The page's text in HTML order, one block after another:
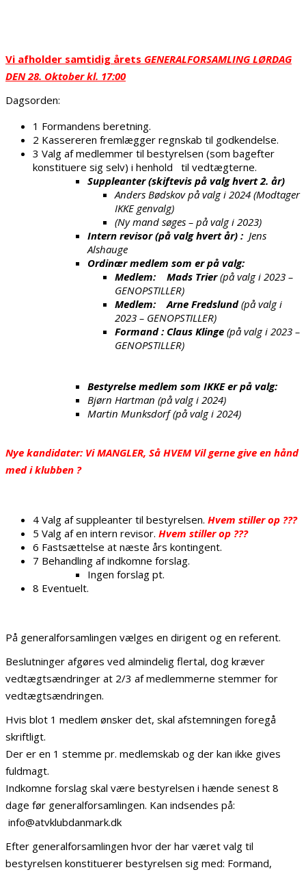
Vi afholder samtidig årets GENERALFORSAMLING LØRDAG
DEN 28. Oktober kl. 17:00
Dagsorden:
1 Formandens beretning.
2 Kassereren fremlægger regnskab til godkendelse.
3 Valg af medlemmer til bestyrelsen (som bagefter
konstituere sig selv) i henhold til vedtægterne.
Suppleanter (skiftevis på valg hvert 2. år)
Anders Bødskov på valg i 2024 (Modtager
IKKE genvalg)
(Ny mand søges – på valg i 2023)
Intern revisor (på valg hvert år) : Jens
Alshauge
Ordinær medlem som er på valg:
Medlem: Mads Trier(på valg i 2023 –
GENOPSTILLER)
Medlem: Arne Fredslund(på valg i
2023 – GENOPSTILLER)
Formand : Claus Klinge (på valg i 2023 –
GENOPSTILLER)
Bestyrelse medlem som IKKE er på valg:
Bjørn Hartman (på valg i 2024)
Martin Munksdorf (på valg i 2024)
Nye kandidater: Vi MANGLER, Så HVEM Vil gerne give en hånd
med i klubben ?
4 Valg af suppleanter til bestyrelsen. Hvem stiller op ???
5 Valg af en intern revisor. Hvem stiller op ???
6 Fastsættelse at næste års kontingent.
7 Behandling af indkomne forslag.
Ingen forslag pt.
8 Eventuelt.
På generalforsamlingen vælges en dirigent og en referent.
Beslutninger afgøres ved almindelig flertal, dog kræver
vedtægtsændringer at 2/3 af medlemmerne stemmer for
vedtægtsændringen.
Hvis blot 1 medlem ønsker det, skal afstemningen foregå
skriftligt.
Der er en 1 stemme pr. medlemskab og der kan ikke gives
fuldmagt.
Indkomne forslag skal være bestyrelsen i hænde senest 8
dage før generalforsamlingen. Kan indsendes på:
info@atvklubdanmark.dk
Efter generalforsamlingen hvor der har været valg til
bestyrelsen konstituerer bestyrelsen sig med: Formand,